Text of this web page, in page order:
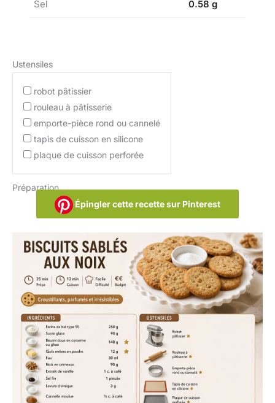
Sel 0.58 g
Ustensiles
robot pâtissier
rouleau à pâtisserie
emporte-pièce rond ou cannelé
tapis de cuisson en silicone
plaque de cuisson perforée
Préparation
Épingler cette recette sur Pinterest